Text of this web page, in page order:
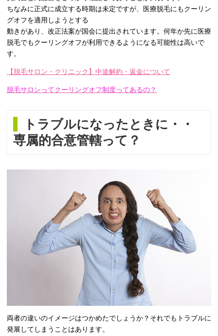
ちなみに正式に成立する時期は未定ですが、医療脱毛にもクーリン
グオフを適用しようとする
動きがあり、改正法案が国会に提出されています。何年か先に医療
脱毛でもクーリングオフが利用できるようになる可能性は高いで
す。
【脱毛サロン・クリニック】中途解約・返金について
脱毛サロンってクーリングオフ制度ってあるの？
トラブルになったときに・・
専属的合意管轄って？
両者の違いのイメージはつかめたでしょうか？それでもトラブルに
発展してしまうことはあります。